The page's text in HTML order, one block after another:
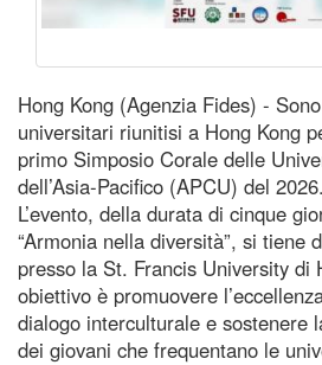
Hong Kong (Agenzia Fides) -
universitari riunitisi a Hong Kong
primo Simposio Corale delle
dell’Asia-Pacifico (APCU) del 2026.
L’evento, della durata di cinque
“Armonia nella diversità”, si tiene
presso la St. Francis University di
obiettivo è promuovere
dialogo interculturale e sostenere
dei giovani che frequentano le